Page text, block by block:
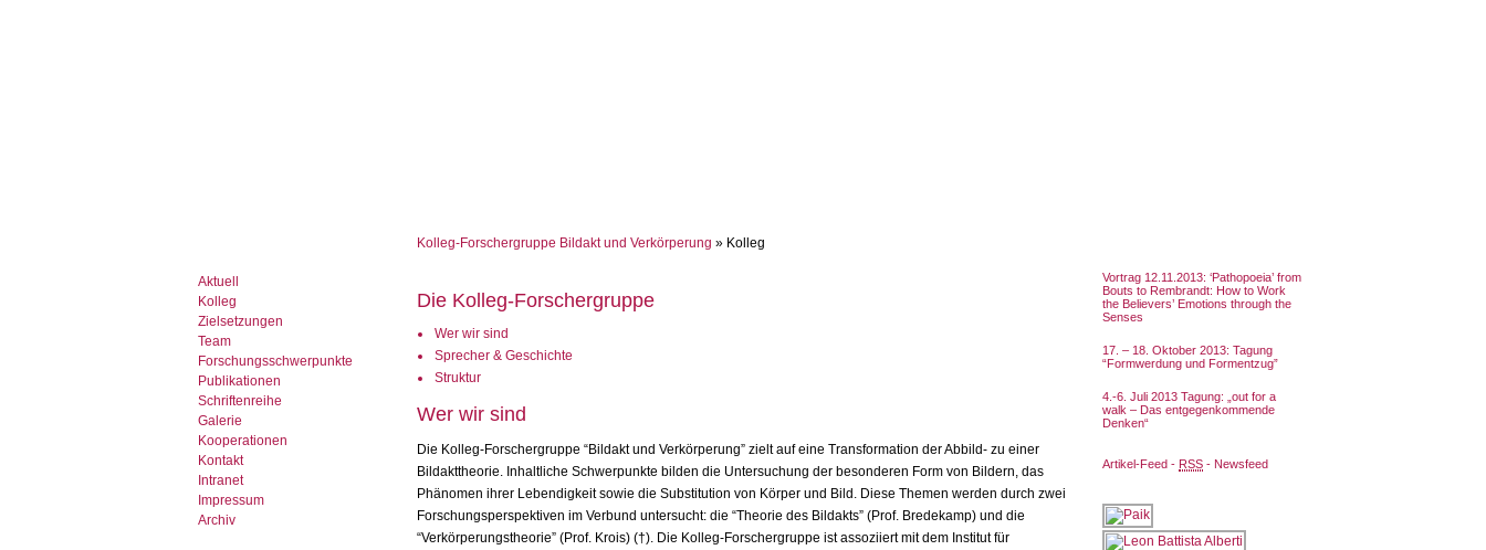
Aktuell
Kolleg
Zielsetzungen
Team
Forschungsschwerpunkte
Publikationen
Schriftenreihe
Galerie
Kooperationen
Kontakt
Intranet
Impressum
Archiv
Kolleg-Forschergruppe Bildakt und Verkörperung » Kolleg
Die Kolleg-Forschergruppe
Wer wir sind
Sprecher & Geschichte
Struktur
Wer wir sind
Die Kolleg-Forschergruppe “Bildakt und Verkörperung” zielt auf eine Transformation der Abbild- zu einer
Bildakttheorie. Inhaltliche Schwerpunkte bilden die Untersuchung der besonderen Form von Bildern, das
Phänomen ihrer Lebendigkeit sowie die Substitution von Körper und Bild. Diese Themen werden durch zwei
Forschungsperspektiven im Verbund untersucht: die “Theorie des Bildakts” (Prof. Bredekamp) und die
“Verkörperungstheorie” (Prof. Krois) (†). Die Kolleg-Forschergruppe ist assoziiert mit dem Institut für
Vortrag 12.11.2013: ‘Pathopoeia’ from
Bouts to Rembrandt: How to Work
the Believers’ Emotions through the
Senses
17. – 18. Oktober 2013: Tagung
“Formwerdung und Formentzug”
4.-6. Juli 2013 Tagung: „out for a
walk – Das entgegenkommende
Denken“
Artikel-Feed - RSS - Newsfeed